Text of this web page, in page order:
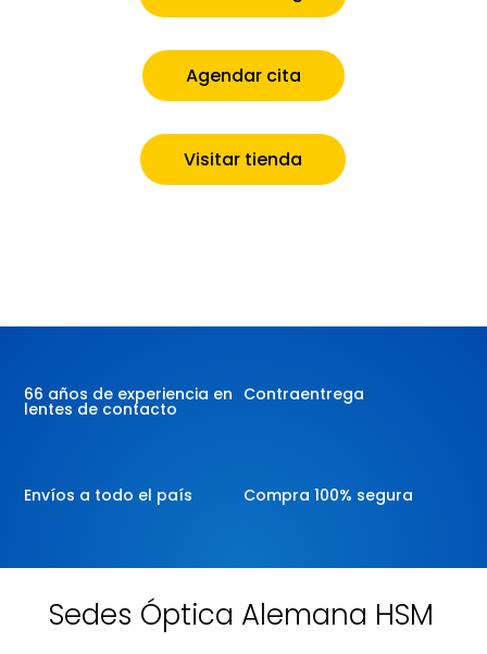
Agendar cita
Visitar tienda
66 años de experiencia en
lentes de contacto
Contraentrega
Envíos a todo el país Compra 100% segura
Sedes Óptica Alemana HSM